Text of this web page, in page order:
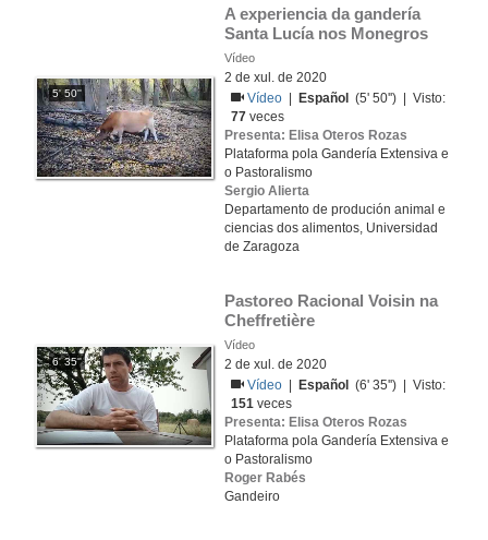
5' 50''
A experiencia da gandería
Santa Lucía nos Monegros
Vídeo
2 de xul. de 2020
Vídeo
Español
(5' 50'') | Visto:
77 veces
Presenta: Elisa Oteros Rozas
Plataforma pola Gandería Extensiva e
o Pastoralismo
Sergio Alierta
Departamento de produción animal e
ciencias dos alimentos, Universidad
de Zaragoza
6' 35''
Pastoreo Racional Voisin na
Cheffretière
Vídeo
2 de xul. de 2020
Vídeo
Español
(6' 35'') | Visto:
151 veces
Presenta: Elisa Oteros Rozas
Plataforma pola Gandería Extensiva e
o Pastoralismo
Roger Rabés
Gandeiro